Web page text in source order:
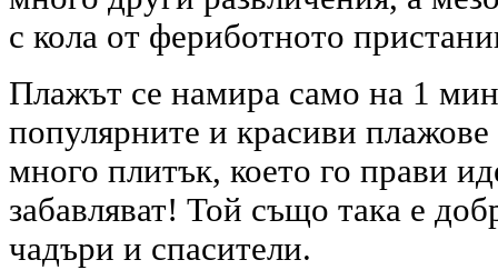
с кола от фериботното
Плажът се намира само на 1
популярните и красиви
много плитък, което го прави
забавляват! Той също така е
чадъри и спасители.